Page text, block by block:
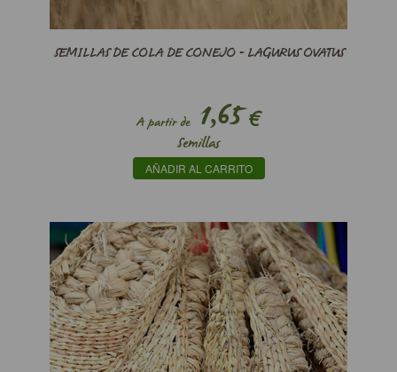
SEMILLAS DE COLA DE CONEJO - LAGURUS OVATUS
A partir de1,65€
Semillas
AÑADIR AL CARRITO